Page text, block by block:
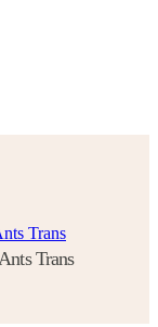
Trans
Trans